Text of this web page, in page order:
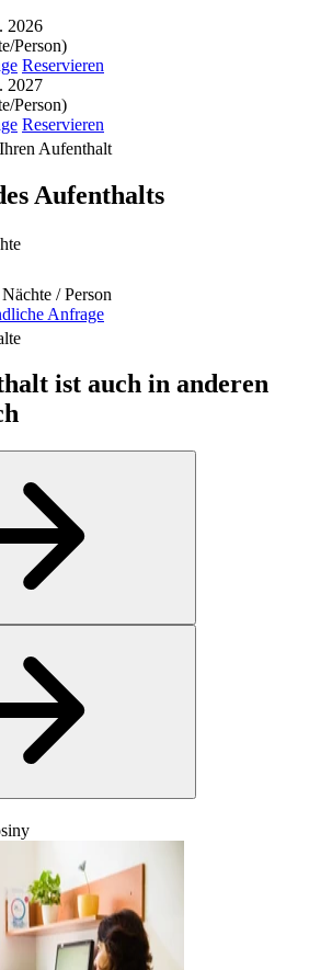
2026
Person)
Reservieren
2027
Person)
Reservieren
Aufenthalt
Aufenthalts
/ Person
Anfrage
ist auch in anderen